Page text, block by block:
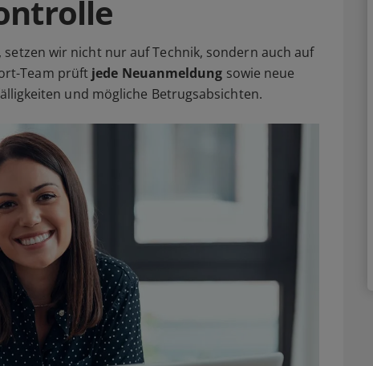
wir nicht nur auf Technik, sondern auch auf
Team prüft jede Neuanmeldung sowie neue
und mögliche Betrugsabsichten.